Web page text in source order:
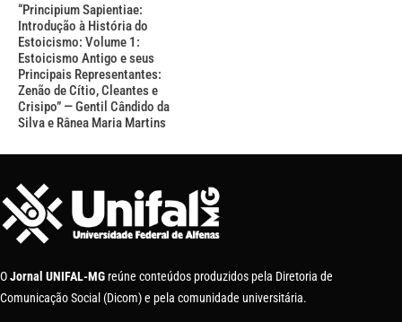
“Principium Sapientiae:
Introdução à História do
Estoicismo: Volume 1:
Estoicismo Antigo e seus
Principais Representantes:
Zenão de Cítio, Cleantes e
Crisipo” — Gentil Cândido da
Silva e Rânea Maria Martins
OJornal UNIFAL-MG reúne conteúdos produzidos pela Diretoria de
Comunicação Social (Dicom) e pela comunidade universitária.